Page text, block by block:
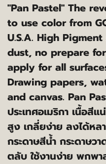
"Pan Pastel" The
to use color from
U.S.A. High
dust, no prepare
apply for all
Drawing papers,
and canvas. Pan
ประเทศอเมริกา เนื้อ
สูง เกลี่ยง่าย ลงได้หล
กระดาษสีน้ำ กระดาษว
ตลับ ใช้งานง่าย พกพา